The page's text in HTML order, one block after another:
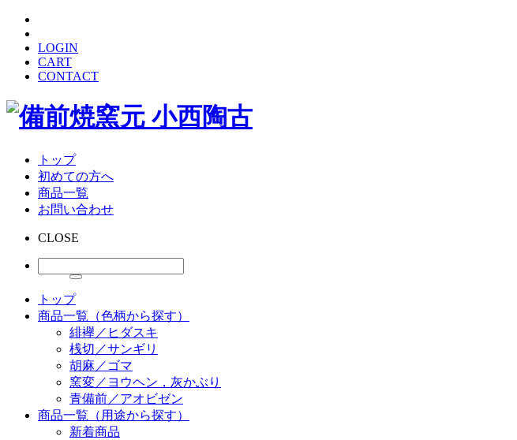
LOGIN
CART
CONTACT
トップ
初めての方へ
商品一覧
お問い合わせ
CLOSE
トップ
商品一覧（色柄から探す）
緋襷／ヒダスキ
桟切／サンギリ
胡麻／ゴマ
窯変／ヨウヘン，灰かぶり
青備前／アオビゼン
商品一覧（用途から探す）
新着商品